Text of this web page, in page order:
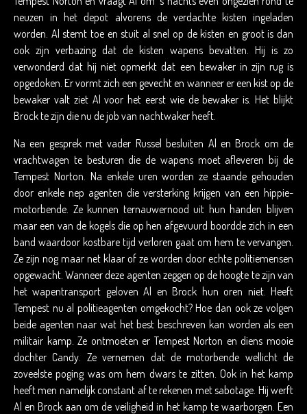
neuzen in het depot alvorens de verdachte kisten ingeladen
worden. Al stemt toe en stuit al snel op de kisten en groot is dan
ook zijn verbazing dat de kisten wapens bevatten. Hij is zo
verwonderd dat hij niet opmerkt dat een bewaker in zijn rug is
opgedoken. Er vormt zich een gevecht en wanneer er een kist op de
bewaker valt ziet Al voor het eerst wie de bewaker is. Het blijkt
Brock te zijn die nu de job van nachtwaker heeft.
Na een gesprek met vader Russel besluiten Al en Brock om de
vrachtwagen te besturen die de wapens moet afleveren bij de
Tempest Norton. Na enkele uren worden ze staande gehouden
door enkele nep agenten die versterking krijgen van een hippie-
motorbende. Ze kunnen ternauwernood uit hun handen blijven
maar een van de kogels die op hen afgevuurd boordde zich in een
band waardoor kostbare tijd verloren gaat om hem te vervangen.
Ze zijn nog maar net klaar of ze worden door echte politiemensen
opgewacht. Wanneer deze agenten zeggen op de hoogte te zijn van
het wapentransport geloven Al en Brock hun oren niet. Heeft
Tempest nu al politieagenten omgekocht? Hoe dan ook ze volgen
beide agenten naar wat het best beschreven kan worden als een
militair kamp. Ze ontmoeten er Tempest Norton en diens mooie
dochter Candy. Ze vernemen dat de motorbende wellicht de
zoveelste poging was om hem dwars te zitten. Ook in het kamp
heeft men namelijk constant af te rekenen met sabotage. Hij werft
Al en Brock aan om de veiligheid in het kamp te waarborgen. Een